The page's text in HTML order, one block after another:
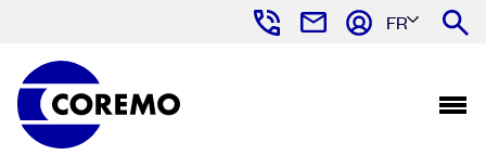
FR